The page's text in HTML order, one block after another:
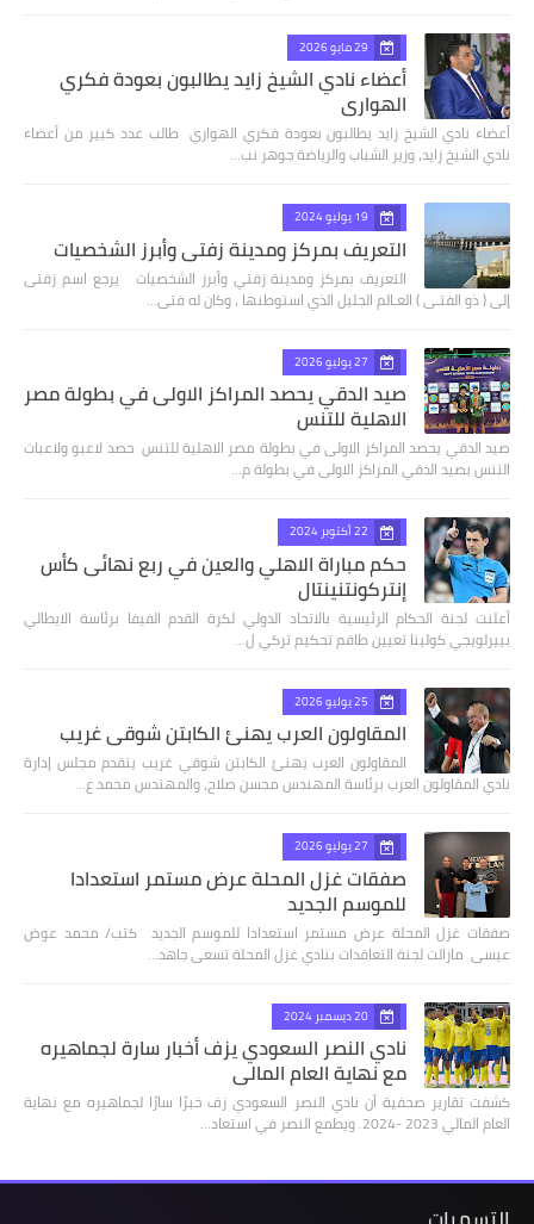
29 مايو 2026
أعضاء نادي الشيخ زايد يطالبون بعودة فكري
الهواري
أعضاء نادي الشيخ زايد يطالبون بعودة فكري الهواري طالب عدد كبير من أعضاء
نادي الشيخ زايد، وزير الشباب والرياضة جوهر نب…
19 يوليو 2024
التعريف بمركز ومدينة زفتي وأبرز الشخصيات
التعريف بمركز ومدينة زفتي وأبرز الشخصيات يرجع اسم زفتى
إلى ( ذو الفتـى ) العـالم الجليل الذي استوطنها ، وكان له فتى…
27 يوليو 2026
صيد الدقي يحصد المراكز الاولى في بطولة مصر
الاهلية للتنس
صيد الدقي يحصد المراكز الاولى في بطولة مصر الاهلية للتنس حصد لاعبو ولاعبات
التنس بصيد الدقي المراكز الاولى في بطولة م…
22 أكتوبر 2024
حكم مباراة الاهلي والعين في ربع نهائى كأس
إنتركونتنينتال
أعلنت لجنة الحكام الرئيسية بالاتحاد الدولي لكرة القدم الفيفا برئاسة الايطالي
بييرلويجي كولينا تعيين طاقم تحكيم تركي ل…
25 يوليو 2026
المقاولون العرب يهنئ الكابتن شوقي غريب
المقاولون العرب يهنئ الكابتن شوقي غريب يتقدم مجلس إدارة
نادي المقاولون العرب برئاسة المهندس محسن صلاح، والمهندس محمد ع…
27 يوليو 2026
صفقات غزل المحلة عرض مستمر استعدادا
للموسم الجديد
صفقات غزل المحلة عرض مستمر استعدادا للموسم الجديد كتب/ محمد عوض
عيسى مازالت لجنة التعاقدات بنادي غزل المحلة تسعى جاهد…
20 ديسمبر 2024
نادي النصر السعودي يزف أخبار سارة لجماهيره
مع نهاية العام المالي
كشفت تقارير صحفية أن نادي النصر السعودي زف خبرًا سارًا لجماهيره مع نهاية
العام المالي 2023 -2024. ويطمع النصر في استعاد…